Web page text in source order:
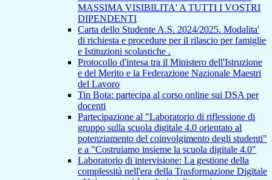
MASSIMA VISIBILITA' A TUTTI I VOSTRI
DIPENDENTI
Carta dello Studente A.S. 2024/2025. Modalita'
di richiesta e procedure per il rilascio per famiglie
e Istituzioni scolastiche .
Protocollo d'intesa tra il Ministero dell'Istruzione
e del Merito e la Federazione Nazionale Maestri
del Lavoro
Tin Bota: partecipa al corso online sui DSA per
docenti
Partecipazione al "Laboratorio di riflessione di
gruppo sulla scuola digitale 4.0 orientato al
potenziamento del coinvolgimento degli studenti"
e a "Costruiamo insieme la scuola digitale 4.0"
Laboratorio di intervisione: La gestione della
complessità nell'era della Trasformazione Digitale